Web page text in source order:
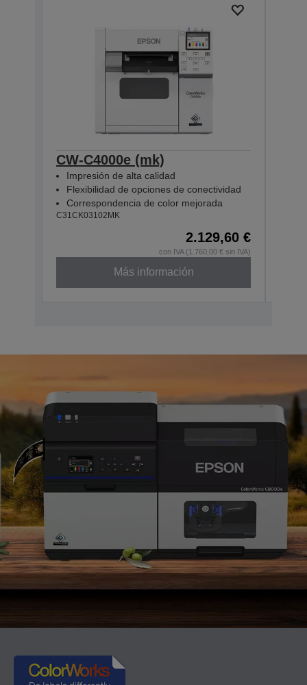
CW-C4000e (mk)
Impresión de alta calidad
Flexibilidad de opciones de conectividad
Correspondencia de color mejorada
C31CK03102MK
2.129,60 €
con IVA (1.760,00 € sin IVA)
Más información